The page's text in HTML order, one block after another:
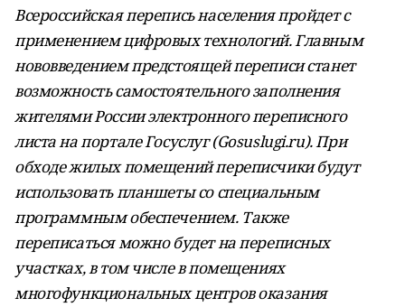
Всероссийская перепись населения пройдет с
применением цифровых технологий. Главным
нововведением предстоящей переписи станет
возможность самостоятельного заполнения
жителями России электронного переписного
листа на портале Госуслуг (Gosuslugi.ru). При
обходе жилых помещений переписчики будут
использовать планшеты со специальным
программным обеспечением. Также
переписаться можно будет на переписных
участках, в том числе в помещениях
многофункциональных центров оказания